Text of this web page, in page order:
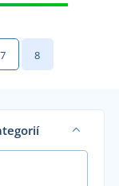
7 8